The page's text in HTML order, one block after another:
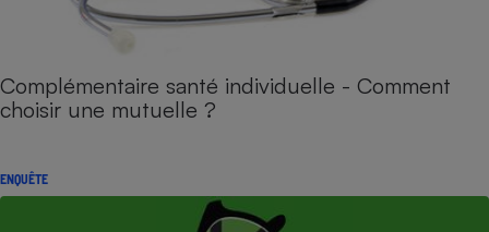
Complémentaire santé individuelle - Comment
choisir une mutuelle ?
ENQUÊTE